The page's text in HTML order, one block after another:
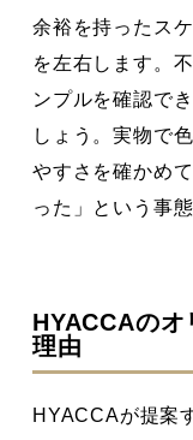
余裕を持ったス
を左右します。
ンプルを確認で
しょう。実物で
やすさを確かめ
った」という事
HYACCAの
理由
HYACCAが提案